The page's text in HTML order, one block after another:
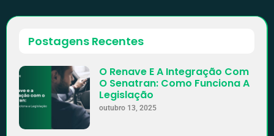
Postagens Recentes
O Renave E A Integração Com
O Senatran: Como Funciona A
Legislação
outubro 13, 2025